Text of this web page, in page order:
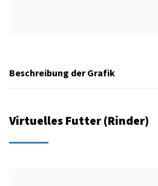
Beschreibung der Grafik
Virtuelles Futter (Rinder)